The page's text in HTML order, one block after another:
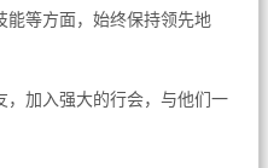
能等方面，始终保持领先地
，加入强大的行会，与他们一